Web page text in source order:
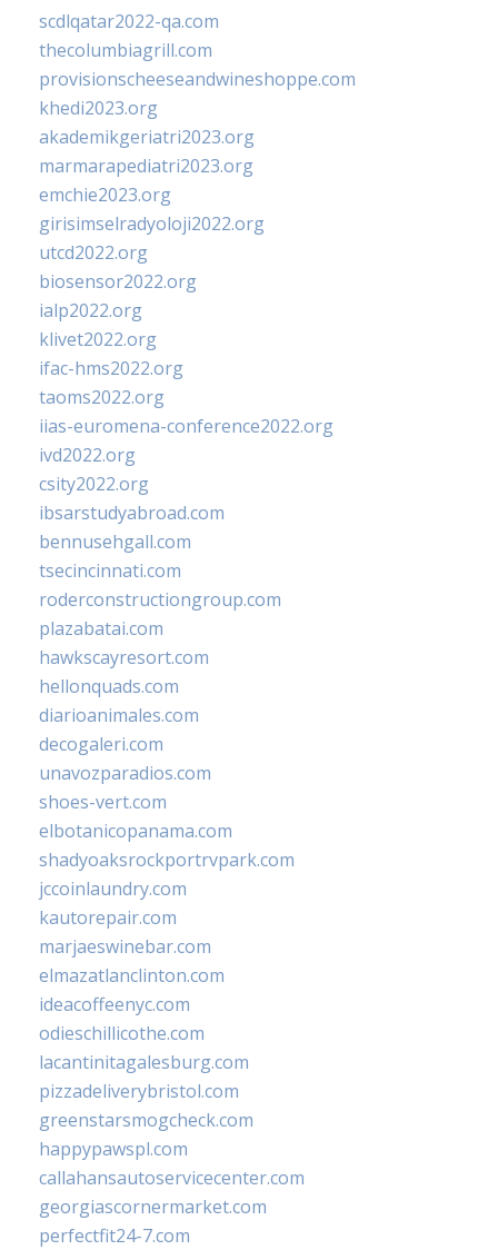
scdlqatar2022-qa.com
thecolumbiagrill.com
provisionscheeseandwineshoppe.com
khedi2023.org
akademikgeriatri2023.org
marmarapediatri2023.org
emchie2023.org
girisimselradyoloji2022.org
utcd2022.org
biosensor2022.org
ialp2022.org
klivet2022.org
ifac-hms2022.org
taoms2022.org
iias-euromena-conference2022.org
ivd2022.org
csity2022.org
ibsarstudyabroad.com
bennusehgall.com
tsecincinnati.com
roderconstructiongroup.com
plazabatai.com
hawkscayresort.com
hellonquads.com
diarioanimales.com
decogaleri.com
unavozparadios.com
shoes-vert.com
elbotanicopanama.com
shadyoaksrockportrvpark.com
jccoinlaundry.com
kautorepair.com
marjaeswinebar.com
elmazatlanclinton.com
ideacoffeenyc.com
odieschillicothe.com
lacantinitagalesburg.com
pizzadeliverybristol.com
greenstarsmogcheck.com
happypawspl.com
callahansautoservicecenter.com
georgiascornermarket.com
perfectfit24-7.com